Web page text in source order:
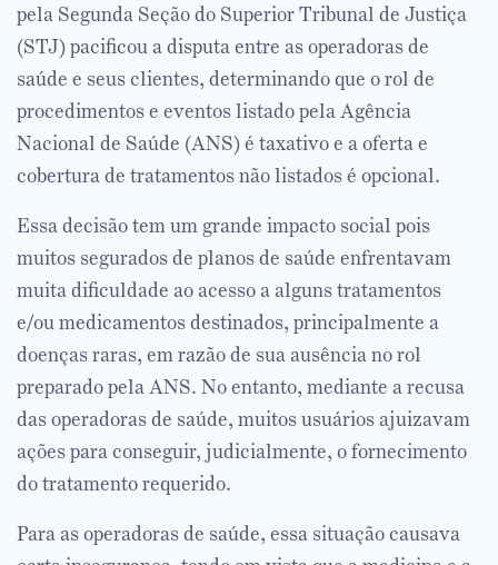
pela Segunda Seção do Superior Tribunal de Justiça
(STJ) pacificou a disputa entre as operadoras de
saúde e seus clientes, determinando que o rol de
procedimentos e eventos listado pela Agência
Nacional de Saúde (ANS) é taxativo e a oferta e
cobertura de tratamentos não listados é opcional.
Essa decisão tem um grande impacto social pois
muitos segurados de planos de saúde enfrentavam
muita dificuldade ao acesso a alguns tratamentos
e/ou medicamentos destinados, principalmente a
doenças raras, em razão de sua ausência no rol
preparado pela ANS. No entanto, mediante a recusa
das operadoras de saúde, muitos usuários ajuizavam
ações para conseguir, judicialmente, o fornecimento
do tratamento requerido.
Para as operadoras de saúde, essa situação causava